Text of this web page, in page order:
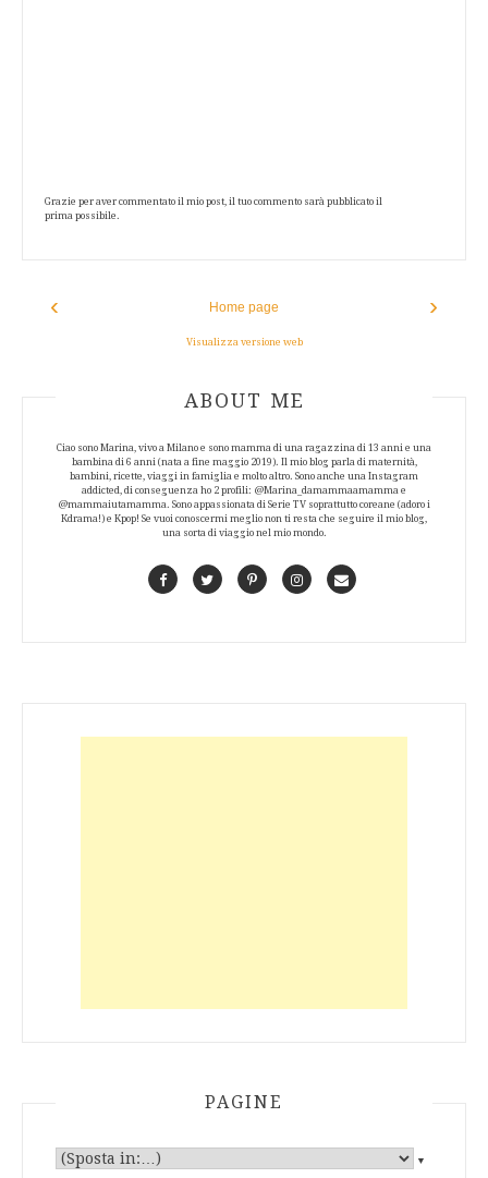
Grazie per aver commentato il mio post, il tuo commento sarà pubblicato il
prima possibile.
‹ ›
Home page
Visualizza versione web
ABOUT AUTHOR
ABOUT ME
Ciao sono Marina, vivo a Milano e sono mamma di una ragazzina di 13 anni e una
bambina di 6 anni (nata a fine maggio 2019). Il mio blog parla di maternità,
bambini, ricette, viaggi in famiglia e molto altro. Sono anche una Instagram
addicted, di conseguenza ho 2 profili: @Marina_damammaamamma e
@mammaiutamamma. Sono appassionata di Serie TV soprattutto coreane (adoro i
Kdrama!) e Kpop! Se vuoi conoscermi meglio non ti resta che seguire il mio blog,
una sorta di viaggio nel mio mondo.
FacebookTwitterPinterestInstagramContact
PAGINE
▼